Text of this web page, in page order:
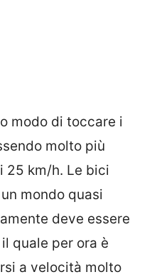
modo di toccare i
molto più
25 km/h. Le bici
mondo quasi
deve essere
quale per ora è
a velocità molto